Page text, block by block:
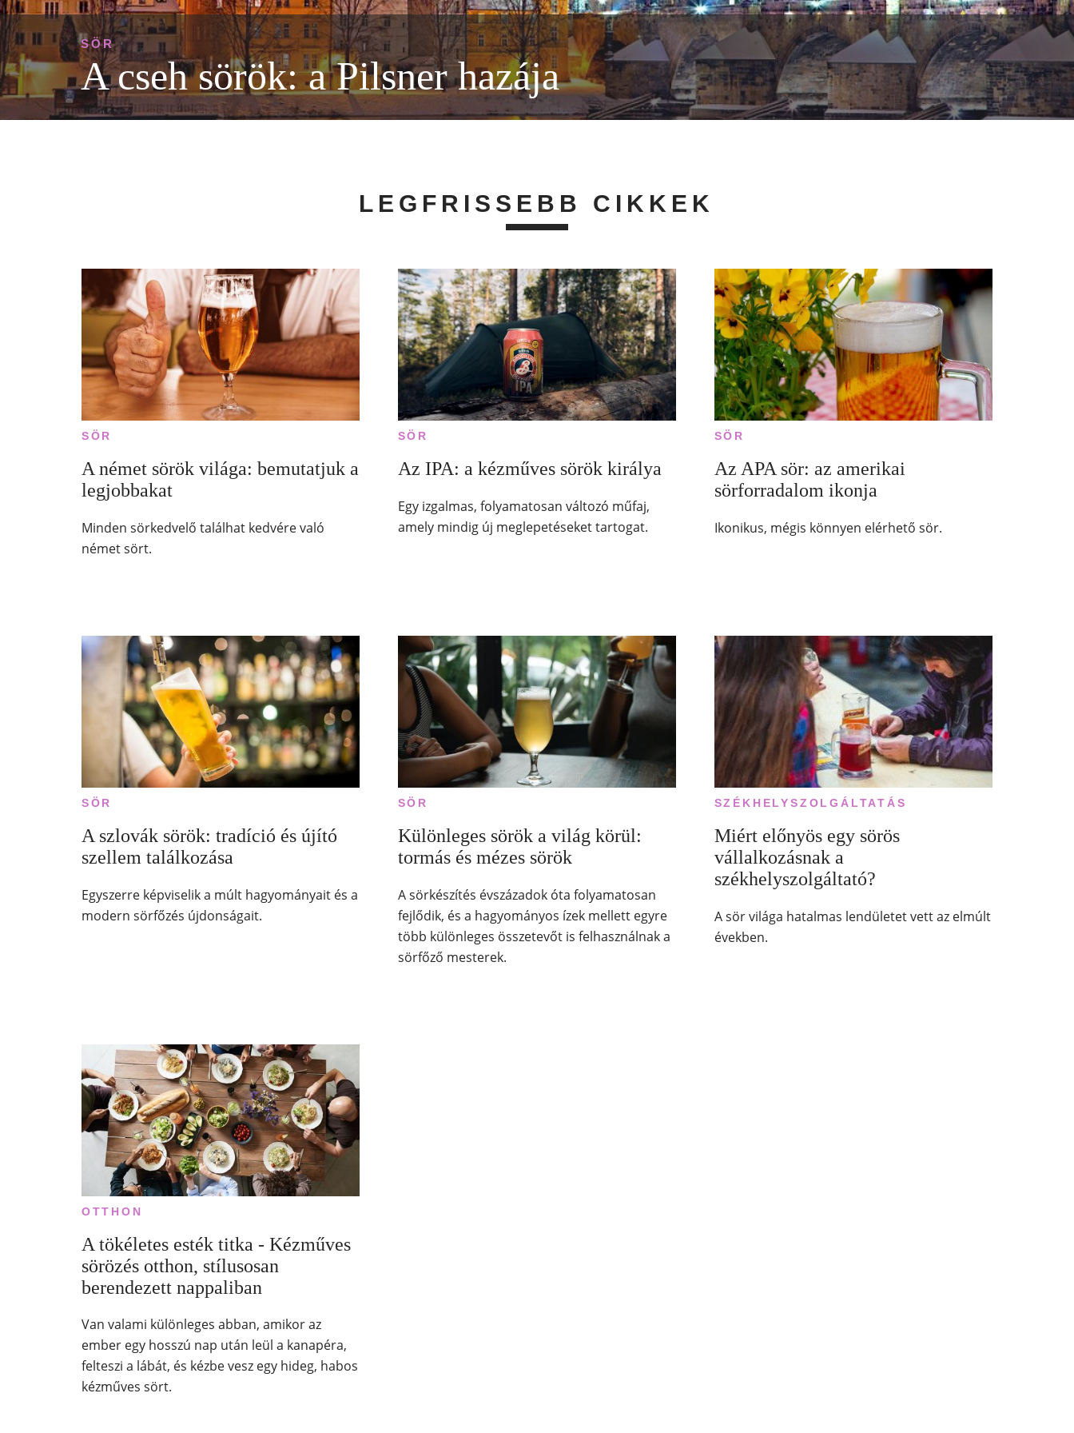
SÖR
A cseh sörök: a Pilsner hazája
LEGFRISSEBB CIKKEK
SÖR
A német sörök világa: bemutatjuk a
legjobbakat
Minden sörkedvelő találhat kedvére való
német sört.
SÖR
Az IPA: a kézműves sörök királya
Egy izgalmas, folyamatosan változó műfaj,
amely mindig új meglepetéseket tartogat.
SÖR
Az APA sör: az amerikai
sörforradalom ikonja
Ikonikus, mégis könnyen elérhető sör.
SÖR
A szlovák sörök: tradíció és újító
szellem találkozása
Egyszerre képviselik a múlt hagyományait és a
modern sörfőzés újdonságait.
SÖR
Különleges sörök a világ körül:
tormás és mézes sörök
A sörkészítés évszázadok óta folyamatosan
fejlődik, és a hagyományos ízek mellett egyre
több különleges összetevőt is felhasználnak a
sörfőző mesterek.
SZÉKHELYSZOLGÁLTATÁS
Miért előnyös egy sörös
vállalkozásnak a
székhelyszolgáltató?
A sör világa hatalmas lendületet vett az elmúlt
években.
OTTHON
A tökéletes esték titka - Kézműves
sörözés otthon, stílusosan
berendezett nappaliban
Van valami különleges abban, amikor az
ember egy hosszú nap után leül a kanapéra,
felteszi a lábát, és kézbe vesz egy hideg, habos
kézműves sört.